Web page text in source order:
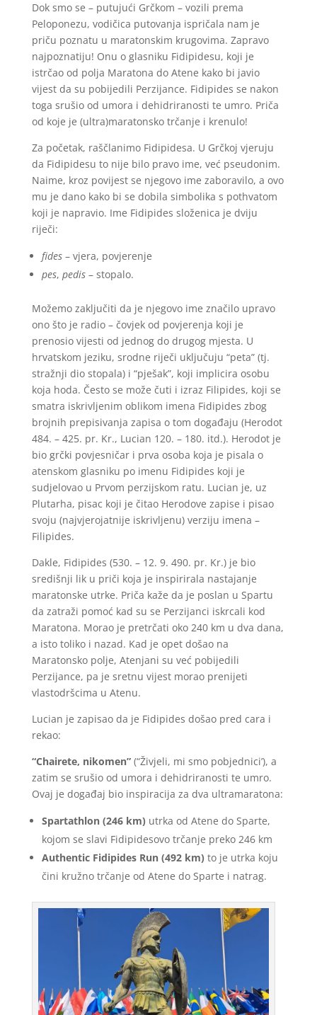
Dok smo se – putujući Grčkom – vozili prema
Peloponezu, vodičica putovanja ispričala nam je
priču poznatu u maratonskim krugovima. Zapravo
najpoznatiju! Onu o glasniku Fidipidesu, koji je
istrčao od polja Maratona do Atene kako bi javio
vijest da su pobijedili Perzijance. Fidipides se nakon
toga srušio od umora i dehidriranosti te umro. Priča
od koje je (ultra)maratonsko trčanje i krenulo!
Za početak, raščlanimo Fidipidesa. U Grčkoj vjeruju
da Fidipidesu to nije bilo pravo ime, već pseudonim.
Naime, kroz povijest se njegovo ime zaboravilo, a ovo
mu je dano kako bi se dobila simbolika s pothvatom
koji je napravio. Ime Fidipides složenica je dviju
riječi:
fides– vjera, povjerenje
pes, pedis– stopalo.
Možemo zaključiti da je njegovo ime značilo upravo
ono što je radio – čovjek od povjerenja koji je
prenosio vijesti od jednog do drugog mjesta. U
hrvatskom jeziku, srodne riječi uključuju “peta” (tj.
stražnji dio stopala) i “pješak”, koji implicira osobu
koja hoda. Često se može čuti i izraz Filipides, koji se
smatra iskrivljenim oblikom imena Fidipides zbog
brojnih prepisivanja zapisa o tom događaju (Herodot
484. – 425. pr. Kr., Lucian 120. – 180. itd.). Herodot je
bio grčki povjesničar i prva osoba koja je pisala o
atenskom glasniku po imenu Fidipides koji je
sudjelovao u Prvom perzijskom ratu. Lucian je, uz
Plutarha, pisac koji je čitao Herodove zapise i pisao
svoju (najvjerojatnije iskrivljenu) verziju imena –
Filipides.
Dakle, Fidipides (530. – 12. 9. 490. pr. Kr.) je bio
središnji lik u priči koja je inspirirala nastajanje
maratonske utrke. Priča kaže da je poslan u Spartu
da zatraži pomoć kad su se Perzijanci iskrcali kod
Maratona. Morao je pretrčati oko 240 km u dva dana,
a isto toliko i nazad. Kad je opet došao na
Maratonsko polje, Atenjani su već pobijedili
Perzijance, pa je sretnu vijest morao prenijeti
vlastodršcima u Atenu.
Lucian je zapisao da je Fidipides došao pred cara i
rekao:
“Chairete, nikomen”(“Živjeli, mi smo pobjednici’), a
zatim se srušio od umora i dehidriranosti te umro.
Ovaj je događaj bio inspiracija za dva ultramaratona:
Spartathlon (246 km) utrka od Atene do Sparte,
kojom se slavi Fidipidesovo trčanje preko 246 km
Authentic Fidipides Run (492 km) to je utrka koju
čini kružno trčanje od Atene do Sparte i natrag.